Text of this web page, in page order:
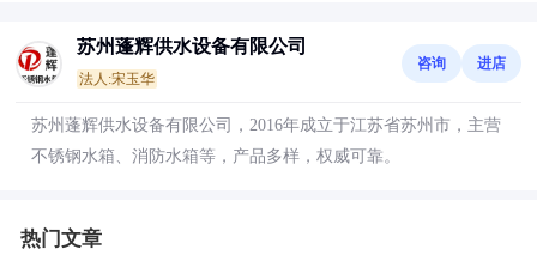
苏州蓬辉供水设备有限公司
法人:宋玉华
咨询 进店
苏州蓬辉供水设备有限公司，2016年成立于江苏省苏州市，主营
不锈钢水箱、消防水箱等，产品多样，权威可靠。
热门文章